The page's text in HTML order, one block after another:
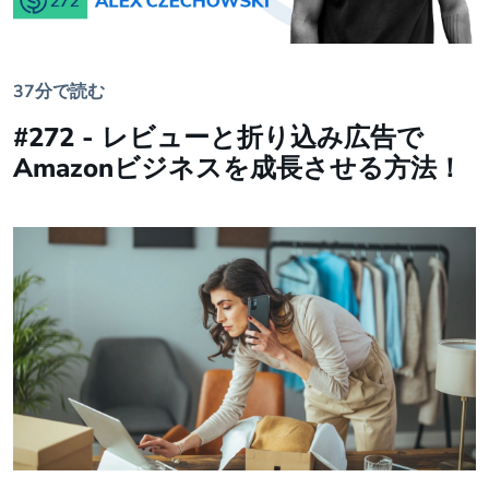
37分で読む
#272 - レビューと折り込み広告で
Amazonビジネスを成長させる方法！